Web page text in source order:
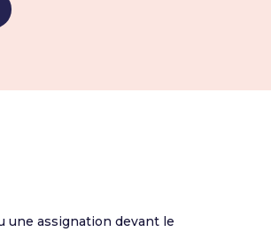
une assignation devant le